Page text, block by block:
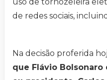
de redes sociais,
Na decisão proferida
que Flávio